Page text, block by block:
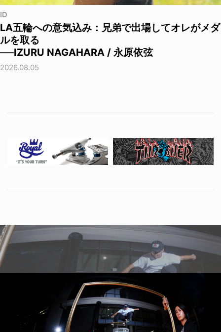
ID
LA五輪への意気込み：兄弟で出場してオレがメダ
ルを取る
──IZURU NAGAHARA / 永原依弦
2026.08.05